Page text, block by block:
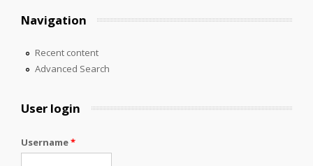
Navigation
Recent content
Advanced Search
User login
Username*